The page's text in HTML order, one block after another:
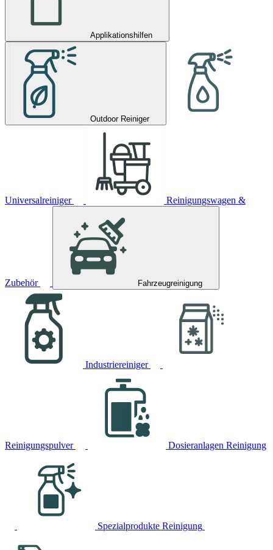
Applikationshilfen
Outdoor Reiniger
Universalreiniger Reinigungswagen &
Zubehör Fahrzeugreinigung
Industriereiniger
Reinigungspulver Dosieranlagen Reinigung
Spezialprodukte Reinigung